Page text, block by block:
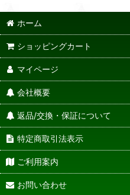
ホーム
ショッピングカート
マイページ
会社概要
返品/交換・保証について
特定商取引法表示
ご利用案内
お問い合わせ